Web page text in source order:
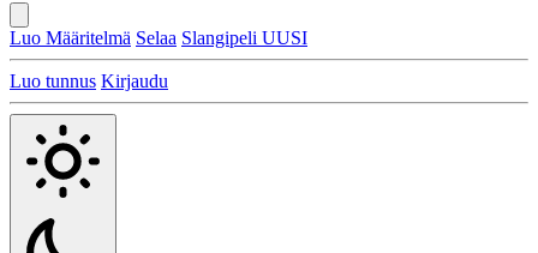
Luo Määritelmä Selaa Slangipeli UUSI
Luo tunnus Kirjaudu